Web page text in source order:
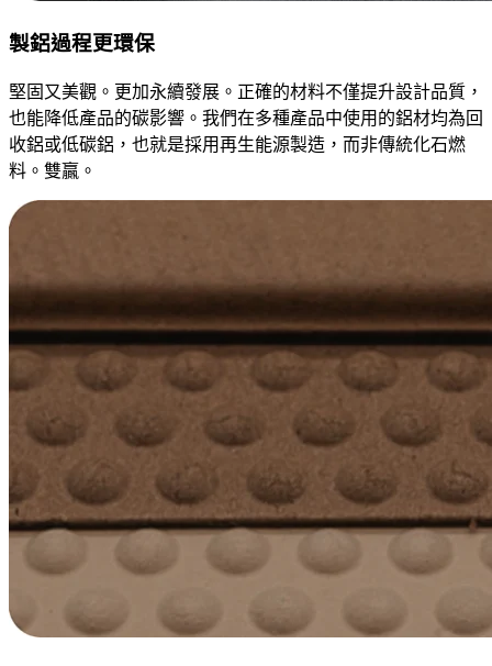
製鋁過程更環保
堅固又美觀。更加永續發展。正確的材料不僅提升設計品質，
也能降低產品的碳影響。我們在多種產品中使用的鋁材均為回
收鋁或低碳鋁，也就是採用再生能源製造，而非傳統化石燃
料。雙贏。